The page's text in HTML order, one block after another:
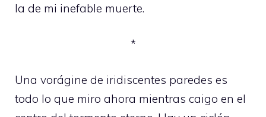
la de mi inefable muerte.
*
Una vorágine de iridiscentes paredes es
todo lo que miro ahora mientras caigo en el